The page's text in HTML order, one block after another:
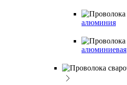
алюминия
алюминиевая